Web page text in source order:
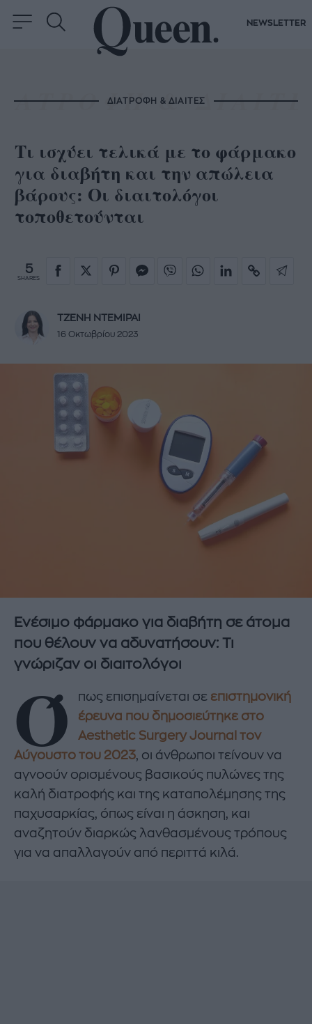
NEWSLETTER
ΔΙΑΤΡΟΦΗ & ΔΙΑΙΤΕΣ
Τι ισχύει τελικά με το φάρμακο
για διαβήτη και την απώλεια
βάρους: Οι διαιτολόγοι
τοποθετούνται
5
SHARES
ΤΖΕΝΗ ΝΤΕΜΙΡΑΙ
16 Οκτωβρίου 2023
Ενέσιμο φάρμακο για διαβήτη σε άτομα
που θέλουν να αδυνατήσουν: Τι
γνώριζαν οι διαιτολόγοι
Ό πως επισημαίνεται σε επιστημονική
έρευνα που δημοσιεύτηκε στο
Aesthetic Surgery Journal τον
Αύγουστο του 2023, οι άνθρωποι τείνουν να
αγνοούν ορισμένους βασικούς πυλώνες της
καλή διατροφής και της καταπολέμησης της
παχυσαρκίας, όπως είναι η άσκηση, και
αναζητούν διαρκώς λανθασμένους τρόπους
για να απαλλαγούν από περιττά κιλά.